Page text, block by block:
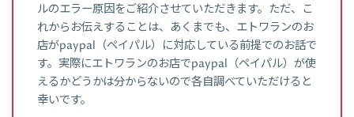
ルのエラー原因をご紹介させていただきます。ただ、こ
れからお伝えすることは、あくまでも、エトワランのお
店がpaypal（ペイパル）に対応している前提でのお話で
す。実際にエトワランのお店でpaypal（ペイパル）が使
えるかどうかは分からないので各自調べていただけると
幸いです。